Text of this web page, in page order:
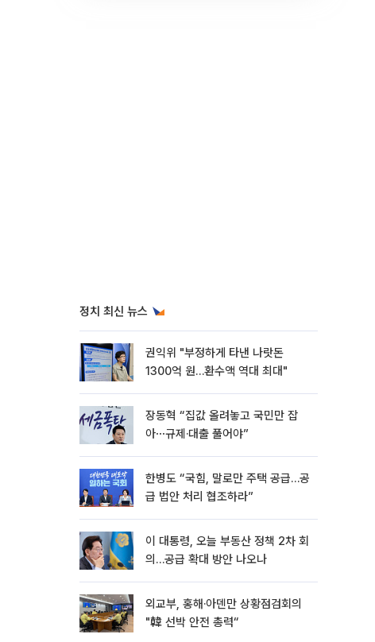
정치 최신 뉴스
권익위 "부정하게 타낸 나랏돈
1300억 원…환수액 역대 최대"
장동혁 “집값 올려놓고 국민만 잡
아⋯규제·대출 풀어야”
한병도 “국힘, 말로만 주택 공급…공
급 법안 처리 협조하라”
이 대통령, 오늘 부동산 정책 2차 회
의…공급 확대 방안 나오나
외교부, 홍해·아덴만 상황점검회의
"韓 선박 안전 총력“